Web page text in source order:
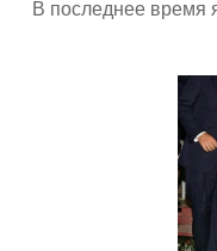
В последнее время